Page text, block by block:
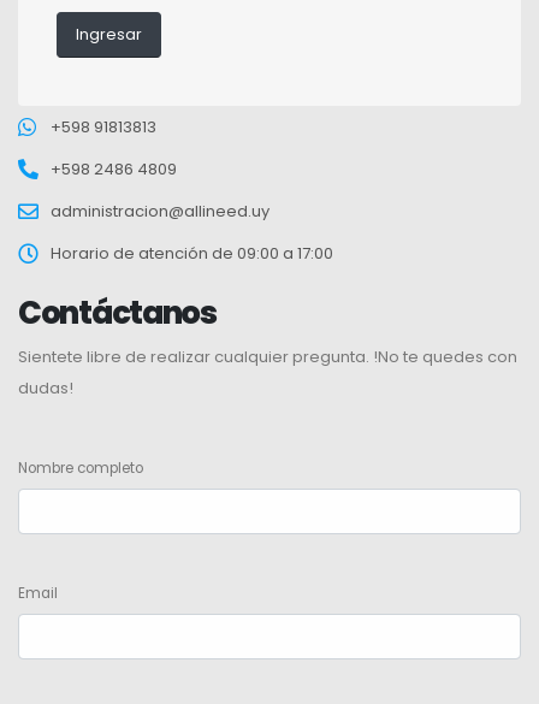
Ingresar
+598 91813813
+598 2486 4809
administracion@allineed.uy
Horario de atención de 09:00 a 17:00
Contáctanos
Sientete libre de realizar cualquier pregunta. !No te quedes con
dudas!
Nombre completo
Email